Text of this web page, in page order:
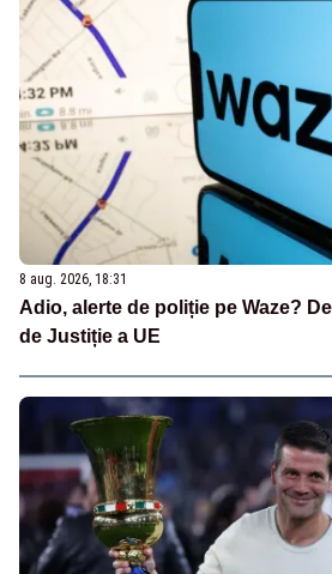
8 aug. 2026, 18:31
Adio, alerte de poliție pe Waze?
de Justiție a UE